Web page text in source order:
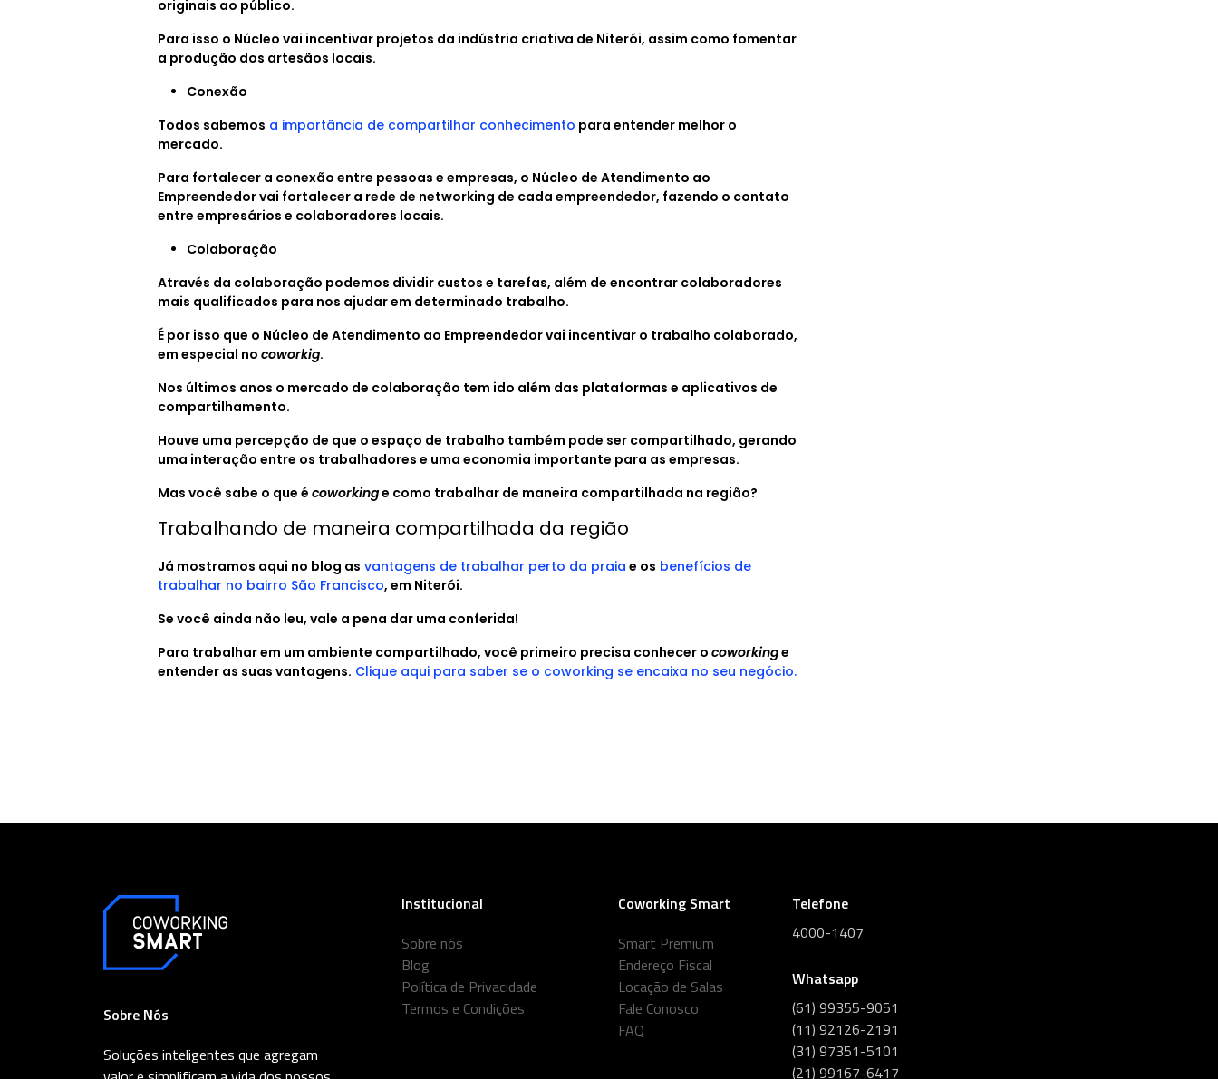
originais ao público.
Para isso o Núcleo vai incentivar projetos da indústria criativa de Niterói, assim como fomentar
a produção dos artesãos locais.
Conexão
Todos sabemos a importância de compartilhar conhecimento para entender melhor o
mercado.
Para fortalecer a conexão entre pessoas e empresas, o Núcleo de Atendimento ao
Empreendedor vai fortalecer a rede de networking de cada empreendedor, fazendo o contato
entre empresários e colaboradores locais.
Colaboração
Através da colaboração podemos dividir custos e tarefas, além de encontrar colaboradores
mais qualificados para nos ajudar em determinado trabalho.
É por isso que o Núcleo de Atendimento ao Empreendedor vai incentivar o trabalho colaborado,
em especial no coworkig.
Nos últimos anos o mercado de colaboração tem ido além das plataformas e aplicativos de
compartilhamento.
Houve uma percepção de que o espaço de trabalho também pode ser compartilhado, gerando
uma interação entre os trabalhadores e uma economia importante para as empresas.
Mas você sabe o que é coworkinge como trabalhar de maneira compartilhada na região?
Trabalhando de maneira compartilhada da região
Já mostramos aqui no blog as vantagens de trabalhar perto da praia e os benefícios de
trabalhar no bairro São Francisco, em Niterói.
Se você ainda não leu, vale a pena dar uma conferida!
Para trabalhar em um ambiente compartilhado, você primeiro precisa conhecer o coworkinge
entender as suas vantagens. Clique aqui para saber se o coworking se encaixa no seu negócio.
Sobre Nós
Soluções inteligentes que agregam
Institucional
Sobre nós
Blog
Política de Privacidade
Termos e Condições
Coworking Smart
Smart Premium
Endereço Fiscal
Locação de Salas
Fale Conosco
FAQ
Telefone
4000-1407
Whatsapp
(61) 99355-9051
(11) 92126-2191
(31) 97351-5101
(21) 99167-6417